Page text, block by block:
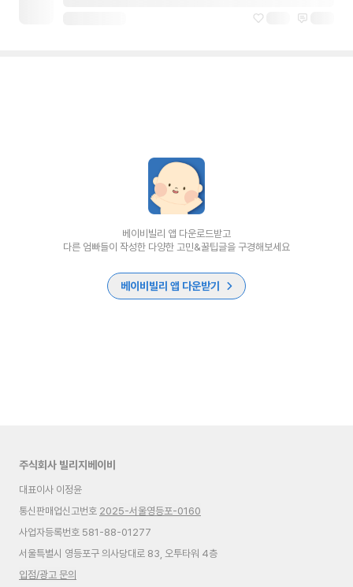
베이비빌리 앱 다운로드받고
다른 엄빠들이 작성한 다양한 고민&꿀팁글을 구경해보세요
베이비빌리 앱 다운받기
주식회사 빌리지베이비
대표이사 이정윤
통신판매업신고번호 2025-서울영등포-0160
사업자등록번호 581-88-01277
서울특별시 영등포구 의사당대로 83, 오투타워 4층
입점/광고 문의